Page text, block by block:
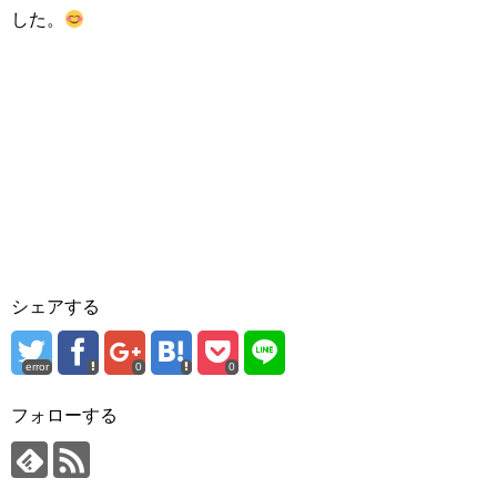
した。
シェアする
error 0 0
フォローする